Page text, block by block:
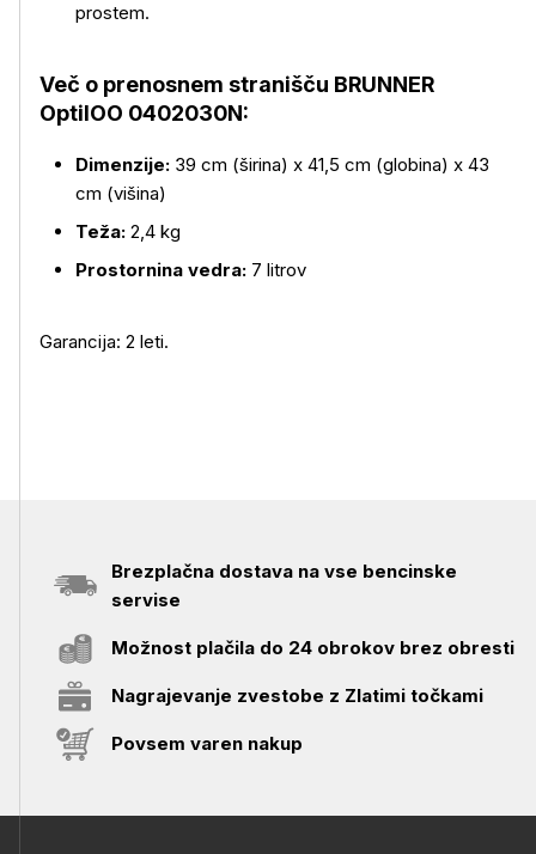
prostem.
Več o prenosnem stranišču BRUNNER
OptilOO 0402030N:
Dimenzije: 39 cm (širina) x 41,5 cm (globina) x 43
cm (višina)
Teža: 2,4 kg
Prostornina vedra: 7 litrov
Garancija: 2 leti.
Brezplačna dostava na vse bencinske
servise
Možnost plačila do 24 obrokov brez obresti
Nagrajevanje zvestobe z Zlatimi točkami
Povsem varen nakup